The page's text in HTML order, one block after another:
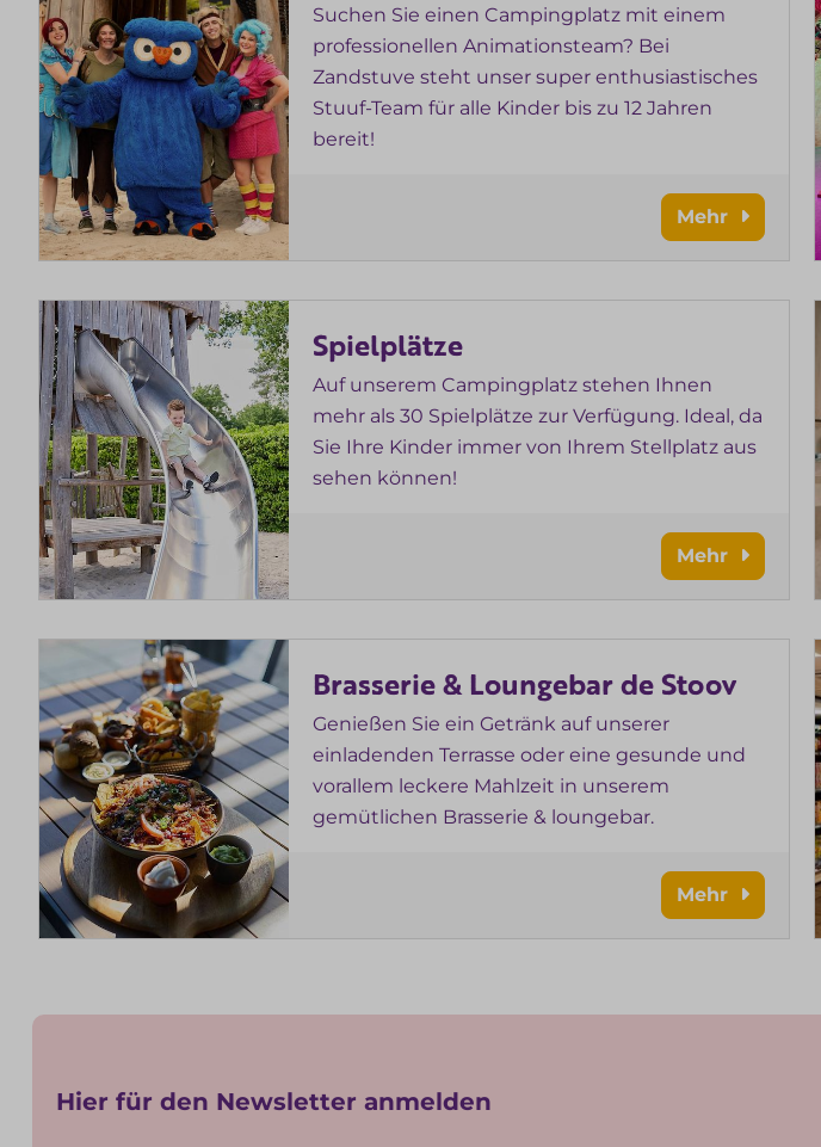
Suchen Sie einen Campingplatz mit einem
professionellen Animationsteam? Bei
Zandstuve steht unser super enthusiastisches
Stuuf-Team für alle Kinder bis zu 12 Jahren
bereit!
Mehr
Spielplätze
Auf unserem Campingplatz stehen Ihnen
mehr als 30 Spielplätze zur Verfügung. Ideal, da
Sie Ihre Kinder immer von Ihrem Stellplatz aus
sehen können!
Mehr
Brasserie & Loungebar de Stoov
Genießen Sie ein Getränk auf unserer
einladenden Terrasse oder eine gesunde und
vorallem leckere Mahlzeit in unserem
gemütlichen Brasserie & loungebar.
Mehr
Hier für den Newsletter anmelden